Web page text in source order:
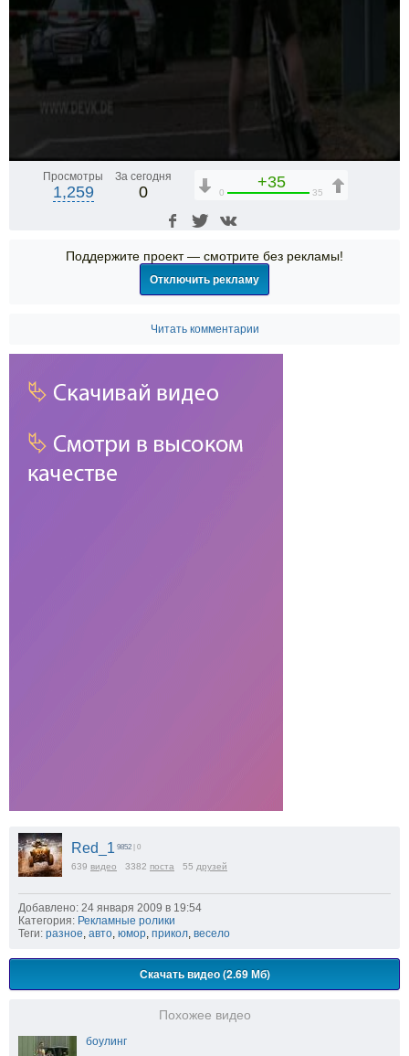
Просмотры
1,259
За сегодня
0
+35
0 35
Поддержите проект — смотрите без рекламы!
Отключить рекламу
Читать комментарии
Red_1 9852 | 0
639 видео 3382 поста 55 друзей
Добавлено: 24 января 2009 в 19:54
Категория: Рекламные ролики
Теги: разное авто юмор прикол весело
Скачать видео (2.69 Мб)
Похожее видео
боулинг